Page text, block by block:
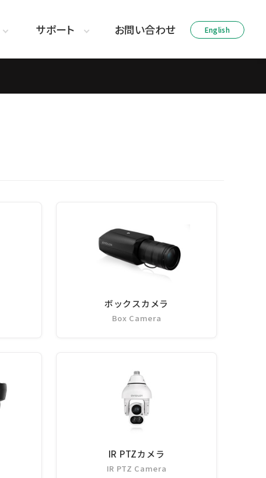
サポート お問い合わせ English
ボックスカメラ
Box Camera
IR PTZカメラ
IR PTZ Camera